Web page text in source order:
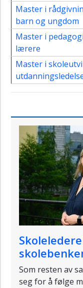
Master i
barn og ungdom
Master i
lærere
Master i
Som resten av
seg for å følge